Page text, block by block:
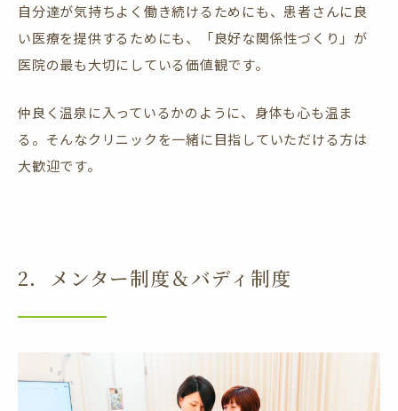
自分達が気持ちよく働き続けるためにも、患者さんに良
い医療を提供するためにも、「良好な関係性づくり」が
医院の最も大切にしている価値観です。
仲良く温泉に入っているかのように、身体も心も温ま
る。そんなクリニックを一緒に目指していただける方は
大歓迎です。
2．メンター制度＆バディ制度